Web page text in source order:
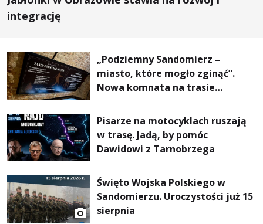
integrację
„Podziemny Sandomierz –
miasto, które mogło zginąć”.
Nowa komnata na trasie
Pisarze na motocyklach ruszają
w trasę. Jadą, by pomóc
Dawidowi z Tarnobrzega
Święto Wojska Polskiego w
Sandomierzu. Uroczystości już 15
sierpnia